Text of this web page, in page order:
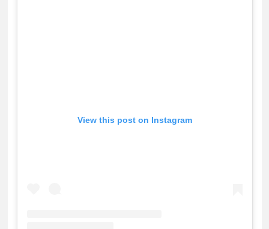
View this post on Instagram